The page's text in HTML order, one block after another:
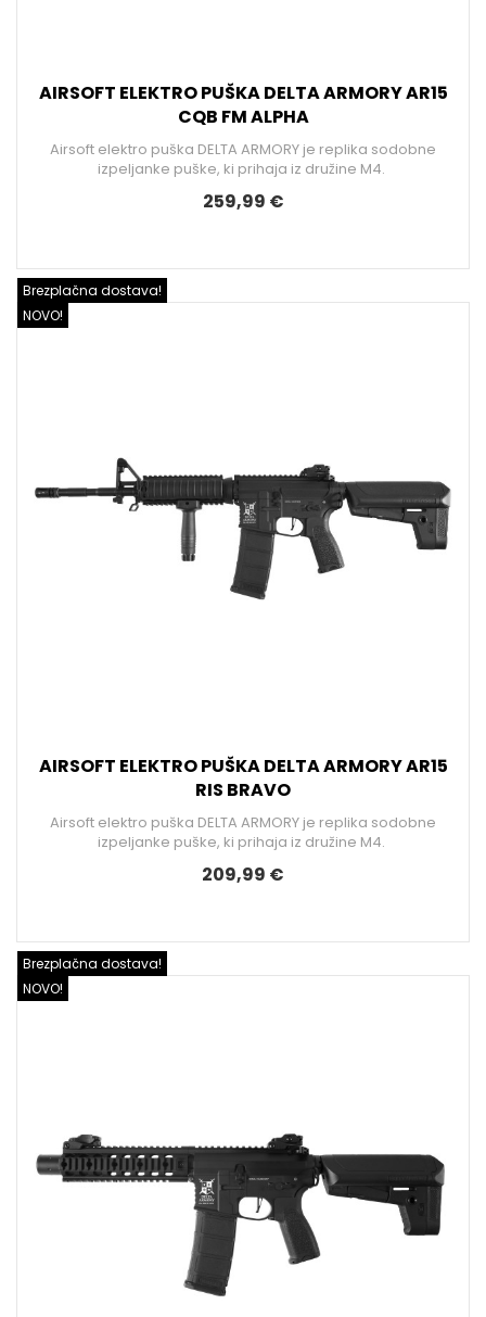
AIRSOFT ELEKTRO PUŠKA DELTA ARMORY AR15
CQB FM ALPHA
Airsoft elektro puška DELTA ARMORY je replika sodobne
izpeljanke puške, ki prihaja iz družine M4.
259,99 €
NOVO!
Brezplačna dostava!
AIRSOFT ELEKTRO PUŠKA DELTA ARMORY AR15
RIS BRAVO
Airsoft elektro puška DELTA ARMORY je replika sodobne
izpeljanke puške, ki prihaja iz družine M4.
209,99 €
NOVO!
Brezplačna dostava!